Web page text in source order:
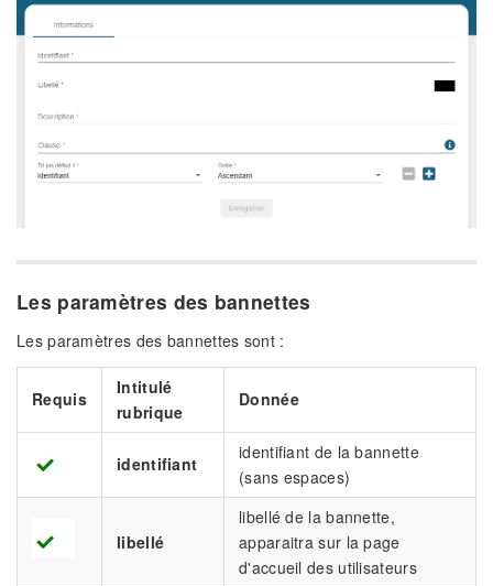
Les paramètres des bannettes
Les paramètres des bannettes sont :
Requis
Intitulé
rubrique
Donnée
identifiant
identifiant de la bannette
(sans espaces)
libellé
libellé de la bannette,
apparaitra sur la page
d'accueil des utilisateurs